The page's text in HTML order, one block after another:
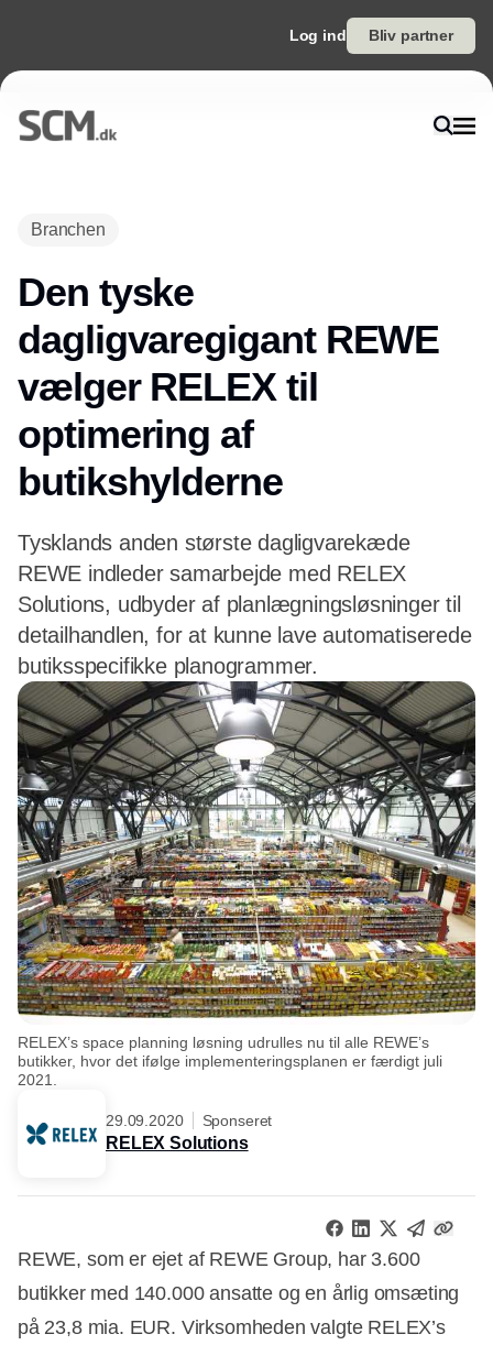
Log ind Bliv partner
Branchen
Den tyske
dagligvaregigant REWE
vælger RELEX til
optimering af
butikshylderne
Tysklands anden største dagligvarekæde
REWE indleder samarbejde med RELEX
Solutions, udbyder af planlægningsløsninger til
detailhandlen, for at kunne lave automatiserede
butiksspecifikke planogrammer.
RELEX’s space planning løsning udrulles nu til alle REWE’s
butikker, hvor det ifølge implementeringsplanen er færdigt juli
2021.
29.09.2020 Sponseret
RELEX Solutions
REWE, som er ejet af REWE Group, har 3.600
butikker med 140.000 ansatte og en årlig omsæting
på 23,8 mia. EUR. Virksomheden valgte RELEX’s